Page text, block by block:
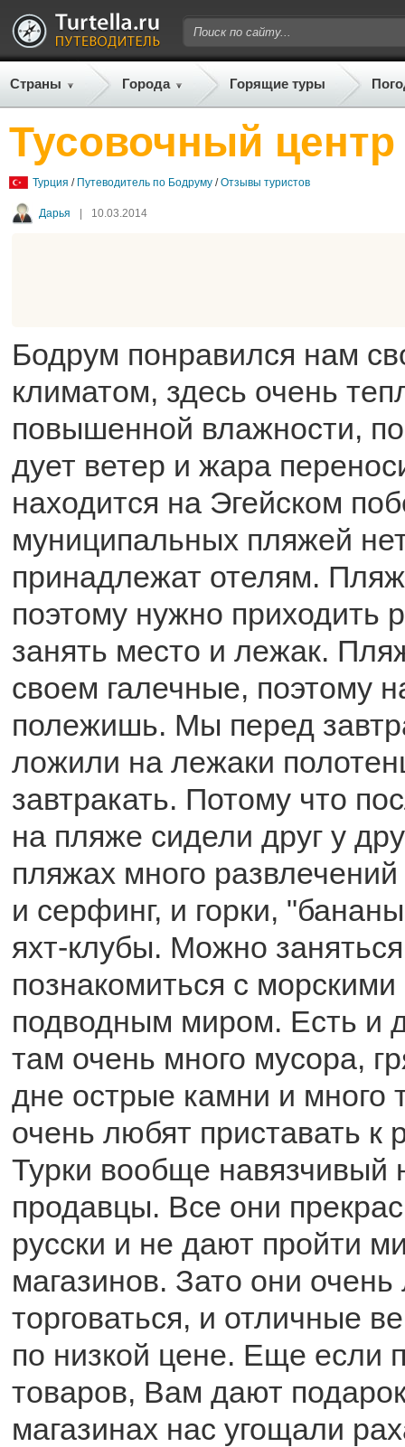
Страны Города Горящие туры
Тусовочный
Турция / Путеводитель по Бодруму /Отзывы туристов
Дарья | 10.03.2014
Бодрум понравился нам
климатом, здесь очень
повышенной влажности,
дует ветер и жара
находится на Эгейском
муниципальных пляжей
принадлежат отелям.
поэтому нужно приходить
занять место и лежак.
своем галечные, поэтому
полежишь. Мы перед
ложили на лежаки
завтракать. Потому что
на пляже сидели друг у
пляжах много
и серфинг, и горки,
яхт-клубы. Можно
познакомиться с
подводным миром. Есть и
там очень много мусора,
дне острые камни и много
очень любят приставать к
Турки вообще навязчивый
продавцы. Все они
русски и не дают пройти
магазинов. Зато они
торговаться, и отличные
по низкой цене. Еще если
товаров, Вам дают
магазинах нас угощали